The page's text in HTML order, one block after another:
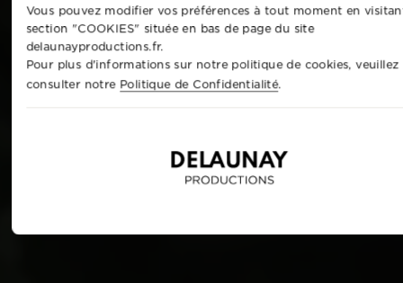
Vous pouvez modifier vos préférences à tout moment en
section "COOKIES" située en bas de page du site
delaunayproductions.fr.
Pour plus d'informations sur notre politique de cookies, veuillez
consulter notre Politique de Confidentialité.